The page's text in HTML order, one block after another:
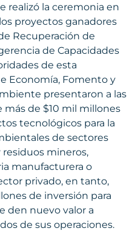
realizó la ceremonia en
proyectos ganadores
Recuperación de
de Capacidades
de esta
Economía, Fomento y
presentaron a las
más de $10 mil millones
tecnológicos para la
de sectores
mineros,
manufacturera o
privado, en tanto,
de inversión para
den nuevo valor a
de sus operaciones.